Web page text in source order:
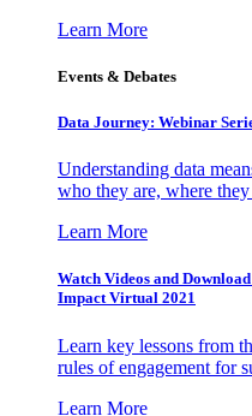
Learn More
Events & Debates
Data Journey: Webinar
Understanding data
who they are, where
Learn More
Watch Videos and
Impact Virtual 2021
Learn key lessons from
rules of engagement for
Learn More